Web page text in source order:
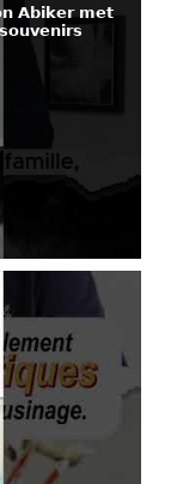
𝗔𝗯𝗶𝗸𝗲𝗿 𝗺𝗲𝘁